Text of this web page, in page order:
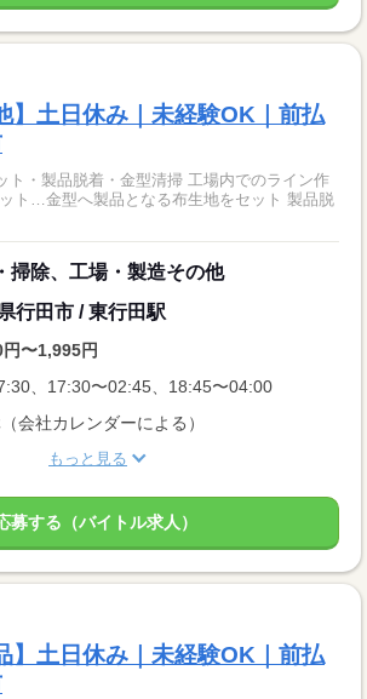
】土日休み｜未経験OK｜前払
ト・製品脱着・金型清掃 工場内でのライン作
ト…金型へ製品となる布生地をセット 製品脱
掃除、工場・製造その他
行田市 / 東行田駅
〜1,995円
、17:30〜02:45、18:45〜04:00
会社カレンダーによる）
もっと見る
募する（バイトル求人）
】土日休み｜未経験OK｜前払